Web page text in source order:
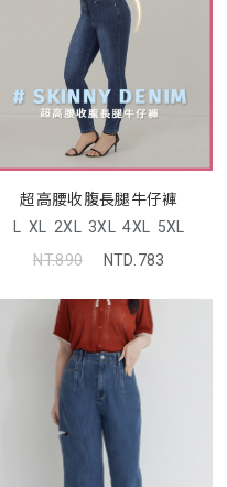
超高腰收腹長腿牛仔褲
L XL 2XL 3XL 4XL 5XL
NT.890
NTD.783